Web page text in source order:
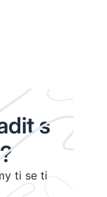
s
ti se ti